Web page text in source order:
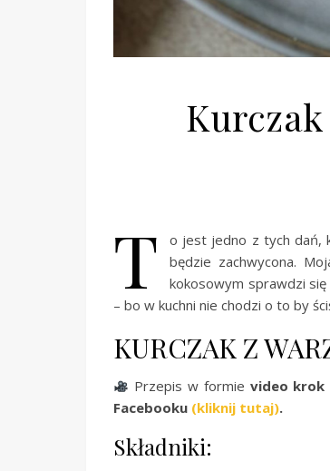
T
o jest jedno z tych dań,
będzie zachwycona.
kokosowym sprawdzi
– bo w kuchni nie chodzi o to by
KURCZAK Z
Przepis w formie video krok
Facebooku (kliknij tutaj).
Składniki: